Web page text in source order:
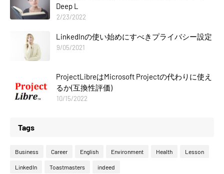
Deep L
2/23/2022
LinkedInの使い始めにすべきプライバシー設定
9/05/2021
ProjectLibreはMicrosoft Projectの代わりに使え
るか(互換性評価)
10/15/2022
Tags
Business Career English Environment Health Lesson
LinkedIn Toastmasters indeed